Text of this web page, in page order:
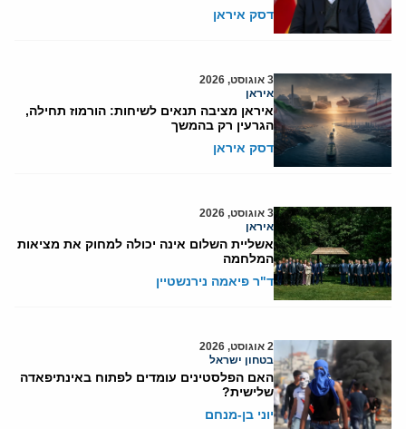
דסק איראן
3 אוגוסט, 2026
איראן
איראן מציבה תנאים לשיחות: הורמוז תחילה,
הגרעין רק בהמשך
דסק איראן
3 אוגוסט, 2026
איראן
אשליית השלום אינה יכולה למחוק את מציאות
המלחמה
ד"ר פיאמה נירנשטיין
2 אוגוסט, 2026
בטחון ישראל
האם הפלסטינים עומדים לפתוח באינתיפאדה
שלישית?
יוני בן-מנחם